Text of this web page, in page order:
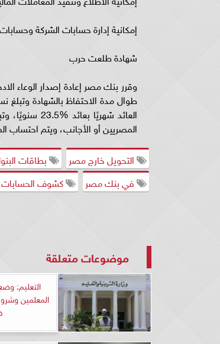
إمكانية إدارة حسابات الشركة
شهادة طلعت حرب
وقرر بنك مصر إعادة إصدار الوعاء
المصريين أو الأجانب، ويتم احتساب
التحويل خارج مصر
بطاقات
في بنك مصر
كشوف الحسابات
موضوعات متعلقة
التعليم:
المعلمين